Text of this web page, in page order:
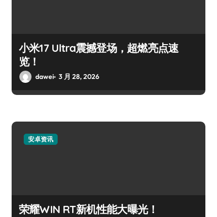
小米17 Ultra震撼登场，超燃亮点速
览！
dawei 3 月 28, 2026
安卓资讯
荣耀WIN RT新机性能大曝光！